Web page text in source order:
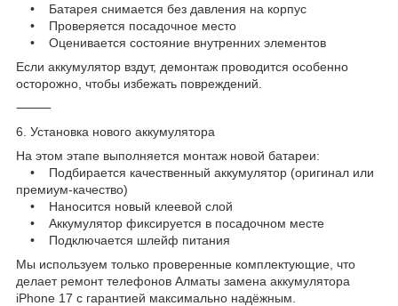
• Батарея снимается без давления на корпус
• Проверяется посадочное место
• Оценивается состояние внутренних элементов
Если аккумулятор вздут, демонтаж проводится особенно
осторожно, чтобы избежать повреждений.
⸻
6. Установка нового аккумулятора
На этом этапе выполняется монтаж новой батареи:
• Подбирается качественный аккумулятор (оригинал или
премиум-качество)
• Наносится новый клеевой слой
• Аккумулятор фиксируется в посадочном месте
• Подключается шлейф питания
Мы используем только проверенные комплектующие, что
делает ремонт телефонов Алматы замена аккумулятора
iPhone 17 с гарантией максимально надёжным.